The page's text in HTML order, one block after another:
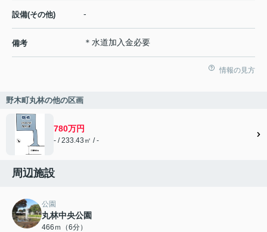
設備(その他) -
備考 ＊水道加入金必要
情報の見方
野木町丸林の他の区画
780万円
- / 233.43㎡ / -
周辺施設
公園
丸林中央公園
466ｍ（6分）